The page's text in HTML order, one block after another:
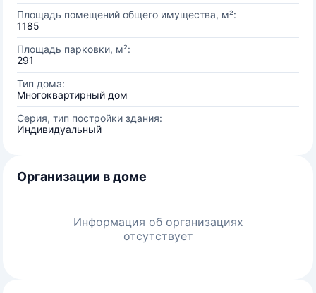
Площадь помещений общего имущества, м²:
1185
Площадь парковки, м²:
291
Тип дома:
Многоквартирный дом
Серия, тип постройки здания:
Индивидуальный
Организации в доме
Информация об организациях
отсутствует